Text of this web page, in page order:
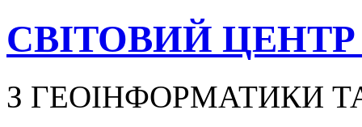
СВІТОВИЙ
З ГЕОІНФОРМАТИКИ